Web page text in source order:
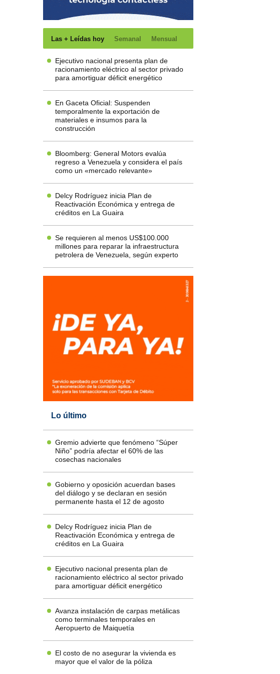
Las + Leídas hoy Semanal Mensual
Ejecutivo nacional presenta plan de
racionamiento eléctrico al sector privado
para amortiguar déficit energético
En Gaceta Oficial: Suspenden
temporalmente la exportación de
materiales e insumos para la
construcción
Bloomberg: General Motors evalúa
regreso a Venezuela y considera el país
como un «mercado relevante»
Delcy Rodríguez inicia Plan de
Reactivación Económica y entrega de
créditos en La Guaira
Se requieren al menos US$100.000
millones para reparar la infraestructura
petrolera de Venezuela, según experto
Lo último
Gremio advierte que fenómeno “Súper
Niño” podría afectar el 60% de las
cosechas nacionales
Gobierno y oposición acuerdan bases
del diálogo y se declaran en sesión
permanente hasta el 12 de agosto
Delcy Rodríguez inicia Plan de
Reactivación Económica y entrega de
créditos en La Guaira
Ejecutivo nacional presenta plan de
racionamiento eléctrico al sector privado
para amortiguar déficit energético
Avanza instalación de carpas metálicas
como terminales temporales en
Aeropuerto de Maiquetía
El costo de no asegurar la vivienda es
mayor que el valor de la póliza